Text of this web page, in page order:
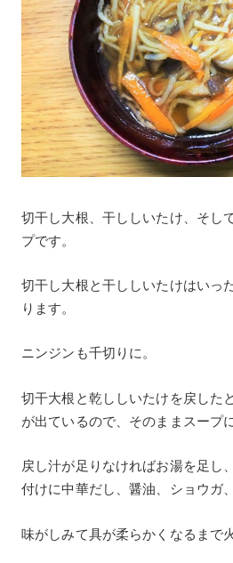
切干し大根、干ししいたけ、そし
プです。
切干し大根と干ししいたけはいっ
ります。
ニンジンも千切りに。
切干大根と乾ししいたけを戻した
が出ているので、そのままスープ
戻し汁が足りなければお湯を足し
付けに中華だし、醤油、ショウガ
味がしみて具が柔らかくなるまで